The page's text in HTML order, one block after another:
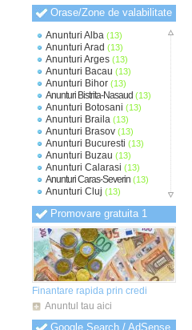
Orase/Zone de valabilitate
Anunturi Alba (13)
Anunturi Arad (13)
Anunturi Arges (13)
Anunturi Bacau (13)
Anunturi Bihor (13)
Anunturi Bistrita-Nasaud (13)
Anunturi Botosani (13)
Anunturi Braila (13)
Anunturi Brasov (13)
Anunturi Bucuresti (13)
Anunturi Buzau (13)
Anunturi Calarasi (13)
Anunturi Caras-Severin (13)
Anunturi Cluj (13)
Anunturi Constanta
Anunturi Covasna(13)
Anunturi Dambovita(13)
Anunturi Dolj(14)
Anunturi Galati(13)
Anunturi Giurgiu(13)
Anunturi Gorj(13)
Anunturi Harghita (13)
Anunturi Hunedoara
Anunturi Ialomita
Anunturi Iasi(13)
Promovare gratuita 1
Finantare rapida prin credi
Anuntul tau aici
Google Search / AdSense